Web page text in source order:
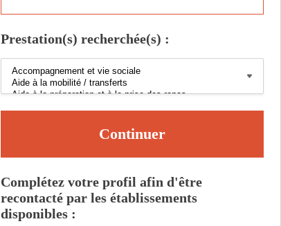
Prestation(s) recherchée(s) :
Continuer
Complétez votre profil afin d'être
recontacté par les établissements
disponibles :